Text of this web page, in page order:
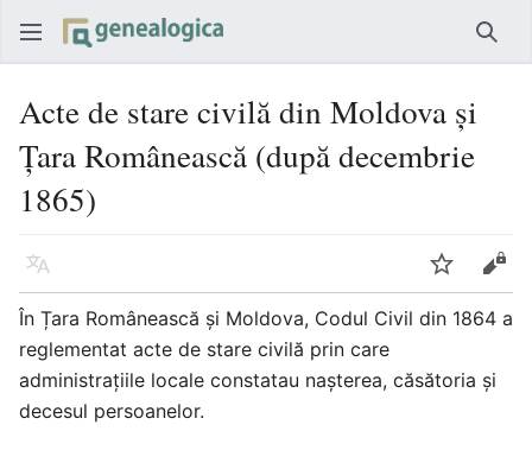
Acte de stare civilă din Moldova și
Țara Românească (după decembrie
1865)
Limbă Urmărire
În Țara Românească și Moldova, Codul Civil din 1864 a
reglementat acte de stare civilă prin care
administrațiile locale constatau naşterea, căsătoria și
decesul persoanelor.